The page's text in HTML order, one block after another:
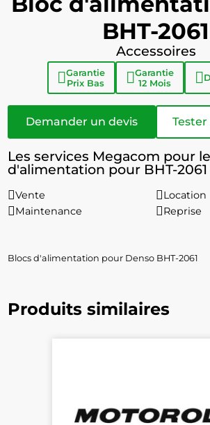
BHT-2061
Accessoires
Garantie
Prix Bas
Garantie
12 Mois
Demander un devis
Les services Megacom pour
d'alimentation pour BHT-2061
Vente
Location
Maintenance
Reprise
Blocs d'alimentation pour Denso BHT-2061
Produits similaires